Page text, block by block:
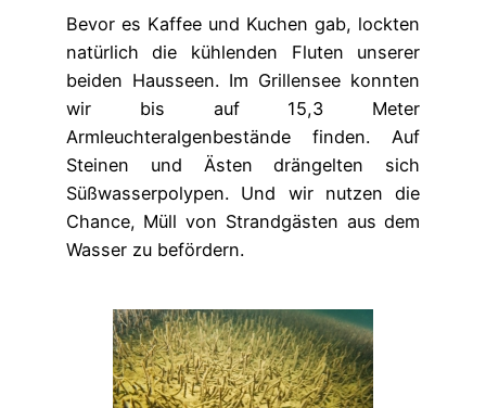
Bevor es Kaffee und Kuchen gab, lockten
natürlich die kühlenden Fluten unserer
beiden Hausseen. Im Grillensee konnten
wir bis auf 15,3 Meter
Armleuchteralgenbestände finden. Auf
Steinen und Ästen drängelten sich
Süßwasserpolypen. Und wir nutzen die
Chance, Müll von Strandgästen aus dem
Wasser zu befördern.